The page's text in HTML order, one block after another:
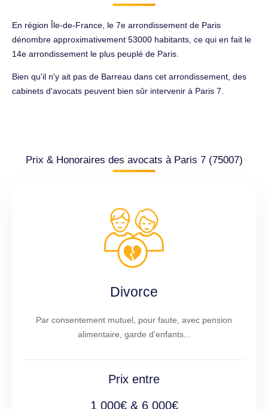
En région Île-de-France, le 7e arrondissement de Paris
dénombre approximativement 53000 habitants, ce qui en fait le
14e arrondissement le plus peuplé de Paris.
Bien qu'il n'y ait pas de Barreau dans cet arrondissement, des
cabinets d'avocats peuvent bien sûr intervenir à Paris 7.
Prix & Honoraires des avocats à Paris 7 (75007)
Divorce
Par consentement mutuel, pour faute, avec pension
alimentaire, garde d'enfants...
Prix entre
1 000€ & 6 000€